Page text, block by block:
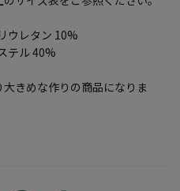
ウレタン 10%
テル 40%
きめな作りの商品になりま